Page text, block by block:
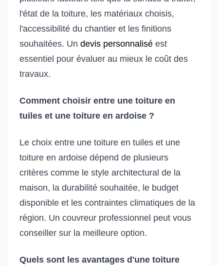
l'état de la toiture, les matériaux choisis,
l'accessibilité du chantier et les finitions
souhaitées. Un devis personnalisé est
essentiel pour évaluer au mieux le coût des
travaux.
Comment choisir entre une toiture en
tuiles et une toiture en ardoise ?
Le choix entre une toiture en tuiles et une
toiture en ardoise dépend de plusieurs
critères comme le style architectural de la
maison, la durabilité souhaitée, le budget
disponible et les contraintes climatiques de la
région. Un couvreur professionnel peut vous
conseiller sur la meilleure option.
Quels sont les avantages d'une toiture